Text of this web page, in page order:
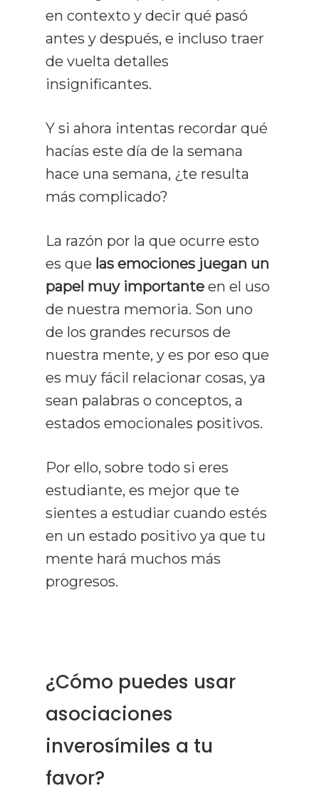
en contexto y decir qué pasó
antes y después, e incluso traer
de vuelta detalles
insignificantes.
Y si ahora intentas recordar qué
hacías este día de la semana
hace una semana, ¿te resulta
más complicado?
La razón por la que ocurre esto
es que las emociones juegan un
papel muy importante en el uso
de nuestra memoria. Son uno
de los grandes recursos de
nuestra mente, y es por eso que
es muy fácil relacionar cosas, ya
sean palabras o conceptos, a
estados emocionales positivos.
Por ello, sobre todo si eres
estudiante, es mejor que te
sientes a estudiar cuando estés
en un estado positivo ya que tu
mente hará muchos más
progresos.
¿Cómo puedes usar
asociaciones
inverosímiles a tu
favor?